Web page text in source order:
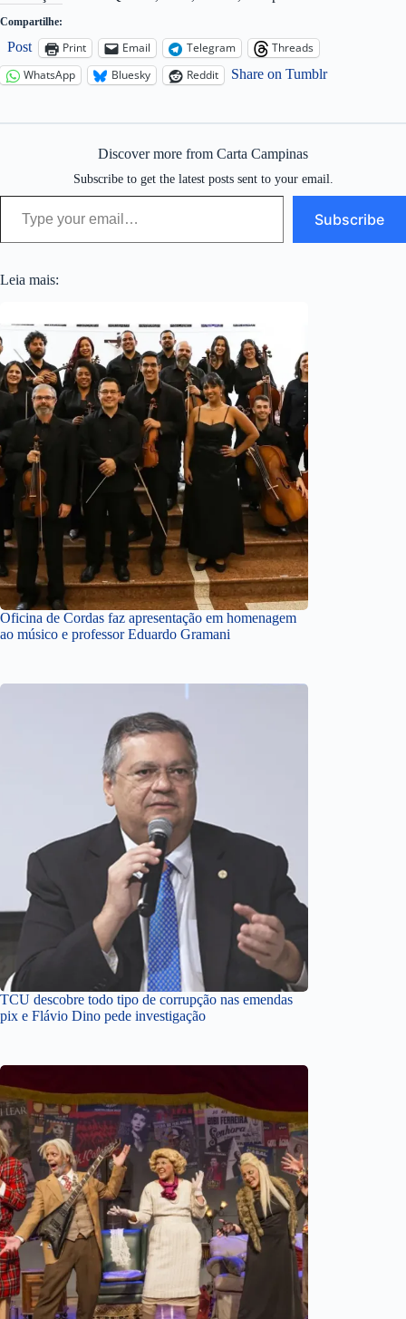
Compartilhe:
Post Print Email Telegram
Threads
WhatsApp
Bluesky Reddit Share on Tumblr
Discover more from Carta Campinas
Subscribe to get the latest posts sent to your email.
Type your email…
Subscribe
Leia mais:
Oficina de Cordas faz apresentação em homenagem
ao músico e professor Eduardo Gramani
TCU descobre todo tipo de corrupção nas emendas
pix e Flávio Dino pede investigação